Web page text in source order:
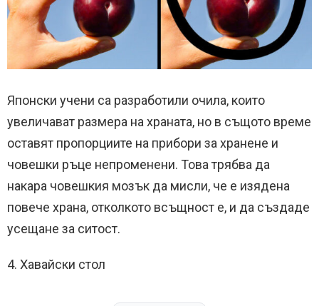
Японски учени са разработили очила, които
увеличават размера на храната, но в същото време
оставят пропорциите на прибори за хранене и
човешки ръце непроменени. Това трябва да
накара човешкия мозък да мисли, че е изядена
повече храна, отколкото всъщност е, и да създаде
усещане за ситост.
4. Хавайски стол